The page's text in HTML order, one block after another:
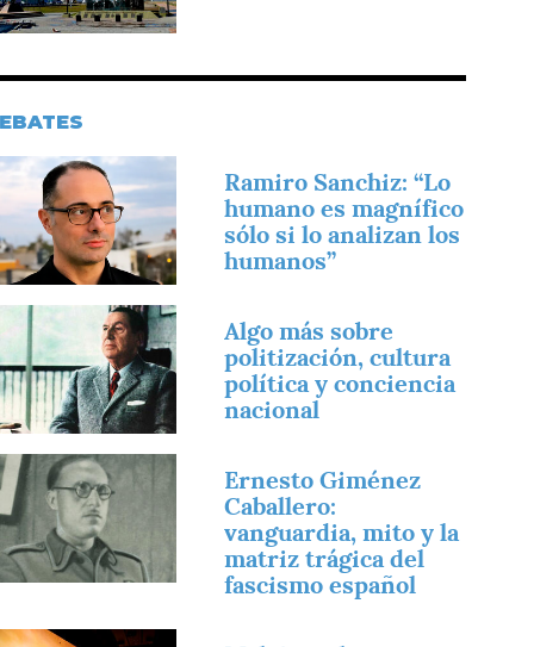
Ramiro Sanchiz: “Lo
humano es magnífico
sólo si lo analizan los
humanos”
Algo más sobre
politización, cultura
política y conciencia
nacional
Ernesto Giménez
Caballero:
vanguardia, mito y la
matriz trágica del
fascismo español